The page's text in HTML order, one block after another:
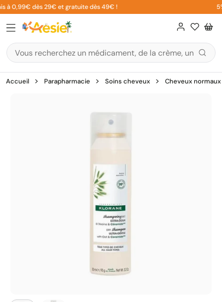
Aller
au
contenu
à 0,99€ dès 29€ et gratuite dès 49€ !
Accueil Parapharmacie Soins cheveux Cheveux normaux